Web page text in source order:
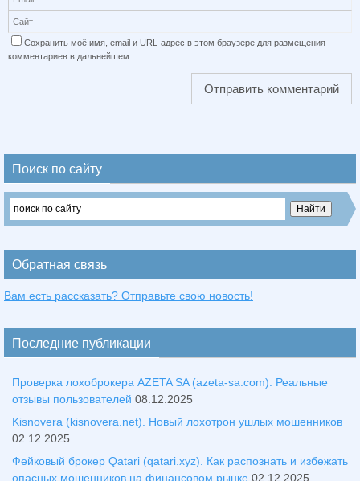
Сохранить моё имя, email и URL-адрес в этом браузере для размещения
комментариев в дальнейшем.
Поиск по сайту
Обратная связь
Вам есть рассказать? Отправьте свою новость!
Последние публикации
Проверка лохоброкера AZETA SA (azeta-sa.com). Реальные
отзывы пользователей 08.12.2025
Kisnovera (kisnovera.net). Новый лохотрон ушлых мошенников
02.12.2025
Фейковый брокер Qatari (qatari.xyz). Как распознать и избежать
опасных мошенников на финансовом рынке 02.12.2025